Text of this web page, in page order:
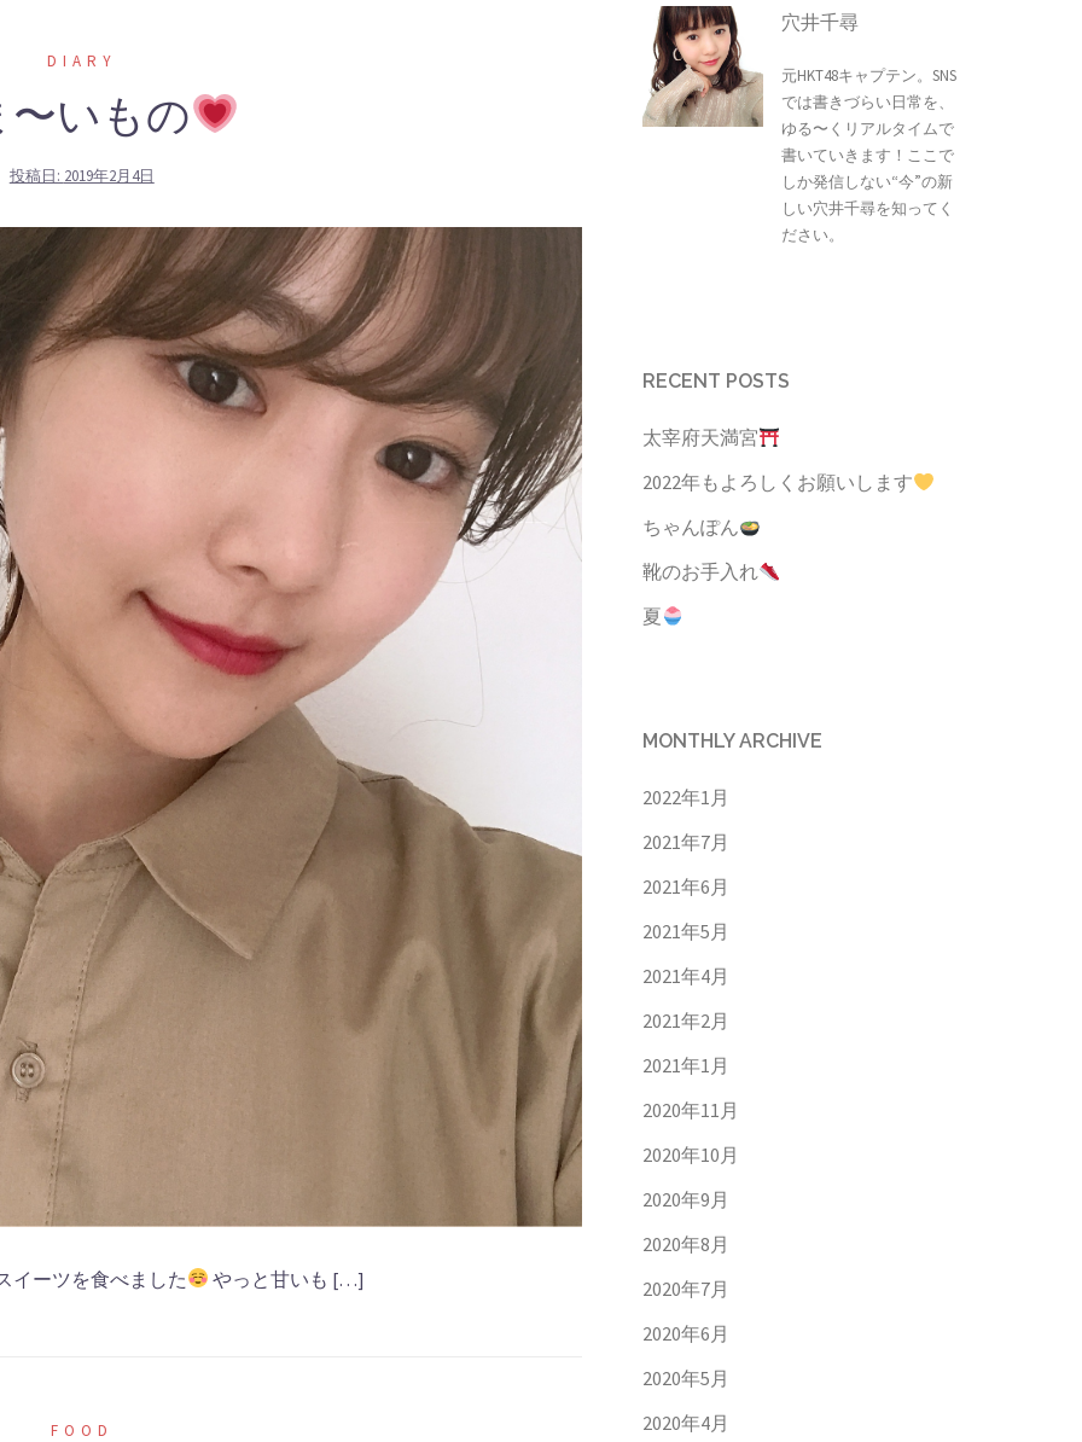
DIARY
〜いもの
投稿日: 2019年2月4日
イーツを食べました やっと甘いも […]
FOOD
穴井千尋
元HKT48キャプテン。SNS
では書きづらい日常を、
ゆる〜くリアルタイムで
書いていきます！ここで
しか発信しない“今”の新
しい穴井千尋を知ってく
ださい。
RECENT POSTS
太宰府天満宮
2022年もよろしくお願いします
ちゃんぽん
靴のお手入れ
夏
MONTHLY ARCHIVE
2022年1月
2021年7月
2021年6月
2021年5月
2021年4月
2021年2月
2021年1月
2020年11月
2020年10月
2020年9月
2020年8月
2020年7月
2020年6月
2020年5月
2020年4月